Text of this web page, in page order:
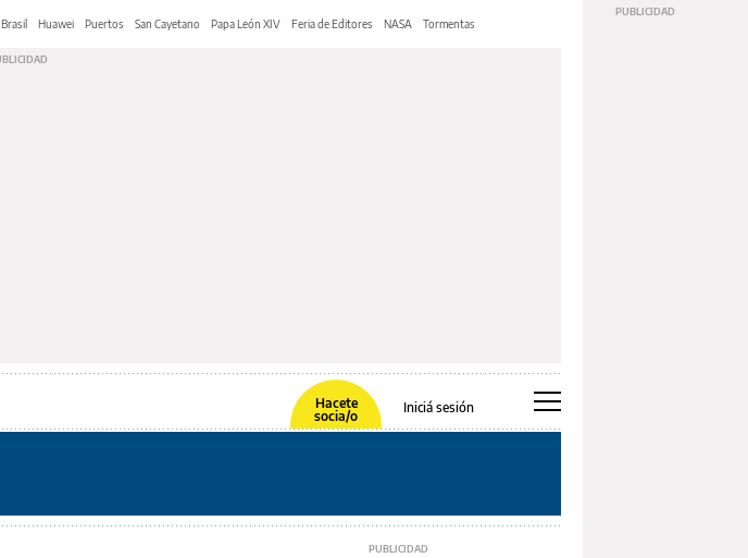
Brasil Huawei Puertos San Cayetano Papa León XIV Feria de Editores NASA Tormentas
Hacete
socia/o
Iniciá sesión